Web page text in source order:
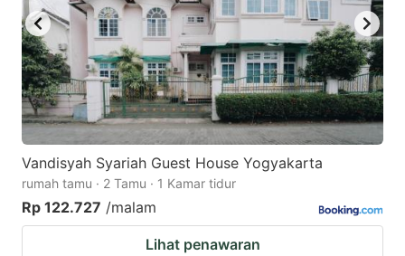
the
keyboard
shortcuts
for
changing
dates.
the
keyboard
shortcuts
for
changing
dates.
Vandisyah Syariah Guest House Yogyakarta
rumah tamu · 2 Tamu · 1 Kamar tidur
Rp 122.727 /malam
Lihat penawaran